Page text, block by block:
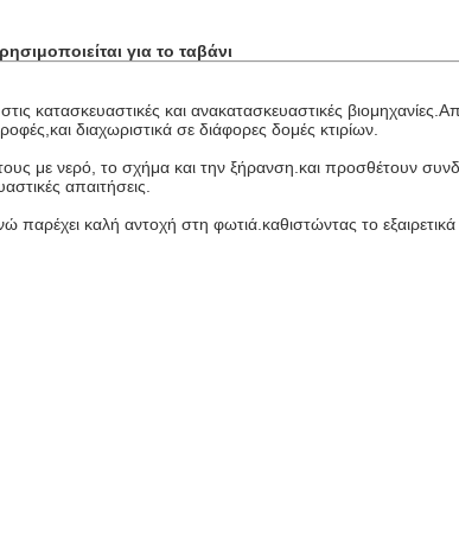
για το ταβάνι
κατασκευαστικές και ανακατασκευαστικές
διαχωριστικά σε διάφορες δομές κτιρίων.
με νερό, το σχήμα και την ξήρανση.και προσθέτουν
απαιτήσεις.
παρέχει καλή αντοχή στη φωτιά.καθιστώντας το